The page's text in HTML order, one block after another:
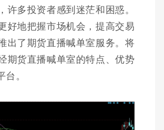
许多投资者感到迷茫和困惑。
好地把握市场机会，提高交易
出了期货直播喊单室服务。将
期货直播喊单室的特点、优势
。